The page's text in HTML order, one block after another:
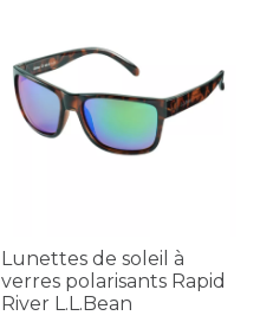
Lunettes de soleil à
verres polarisants Rapid
River L.L.Bean